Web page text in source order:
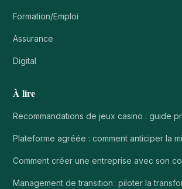
Formation/Emploi
Assurance
Digital
À lire
Recommandations de jeux casino : guide
Plateforme agréée : comment anticiper la
Comment créer une entreprise avec son
Management de transition : piloter la